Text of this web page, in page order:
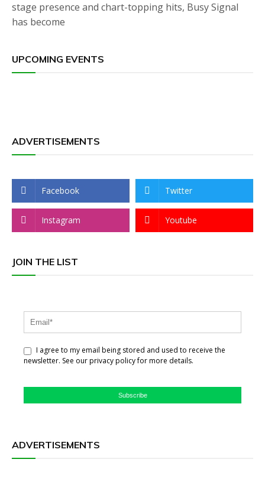
stage presence and chart-topping hits, Busy Signal
has become
UPCOMING EVENTS
ADVERTISEMENTS
Facebook Twitter
Instagram Youtube
JOIN THE LIST
I agree to my email being stored and used to receive the
newsletter. See our privacy policy for more details.
Subscribe
ADVERTISEMENTS